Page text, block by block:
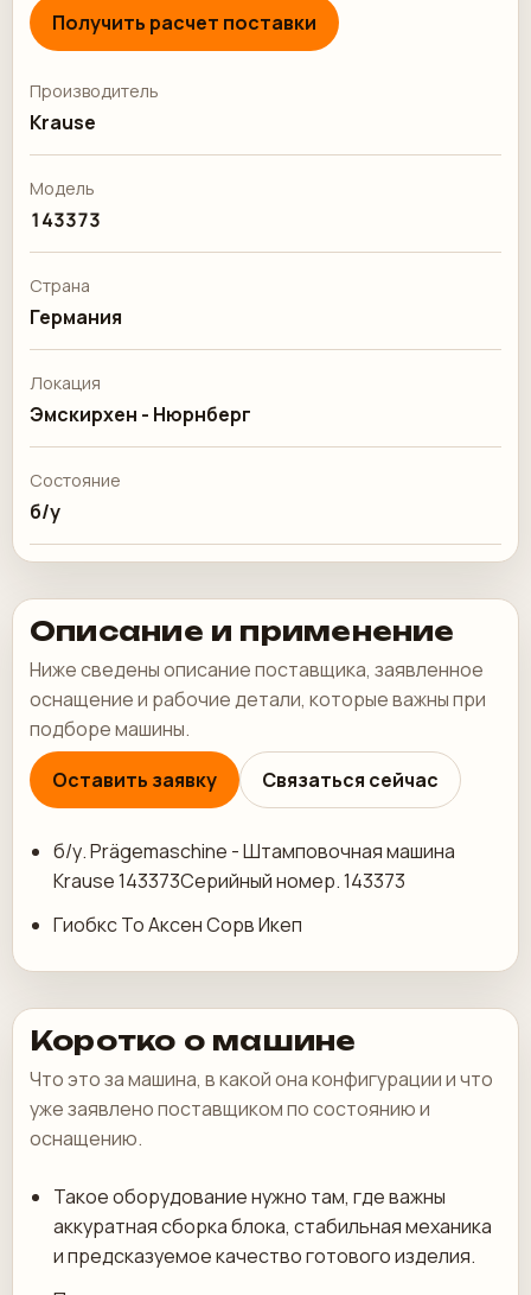
Получить расчет поставки
Производитель
Krause
Модель
143373
Страна
Германия
Локация
Эмскирхен - Нюрнберг
Состояние
б/у
Описание и применение
Ниже сведены описание поставщика, заявленное
оснащение и рабочие детали, которые важны при
подборе машины.
Оставить заявку
Связаться сейчас
б/у. Prägemaschine - Штамповочная машина
Krause 143373Серийный номер. 143373
Гиобкс То Аксен Сорв Икеп
Коротко о машине
Что это за машина, в какой она конфигурации и что
уже заявлено поставщиком по состоянию и
оснащению.
Такое оборудование нужно там, где важны
аккуратная сборка блока, стабильная механика
и предсказуемое качество готового изделия.